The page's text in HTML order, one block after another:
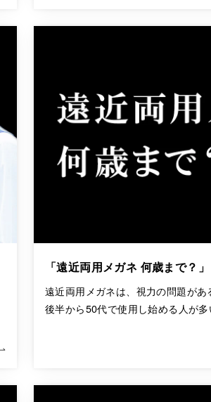
「遠近両用メガネ 何歳まで？」
遠近両用メガネは、視力の問題が
後半から50代で使用し始める人が